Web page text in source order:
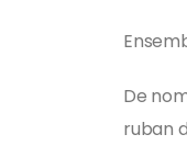
De
ruban